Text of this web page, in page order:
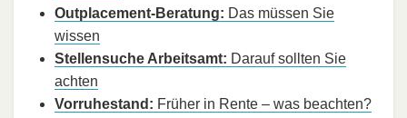
Outplacement-Beratung: Das müssen Sie
wissen
Stellensuche Arbeitsamt: Darauf sollten Sie
achten
Vorruhestand: Früher in Rente – was beachten?